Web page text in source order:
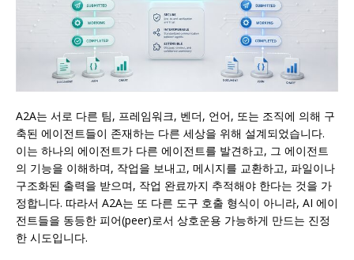
A2A는 서로 다른 팀, 프레임워크, 벤더, 언어, 또는 조직에 의해 구
축된 에이전트들이 존재하는 다른 세상을 위해 설계되었습니다.
이는 하나의 에이전트가 다른 에이전트를 발견하고, 그 에이전트
의 기능을 이해하며, 작업을 보내고, 메시지를 교환하고, 파일이나
구조화된 출력을 받으며, 작업 완료까지 추적해야 한다는 것을 가
정합니다. 따라서 A2A는 또 다른 도구 호출 형식이 아니라, AI 에이
전트들을 동등한 피어(peer)로서 상호운용 가능하게 만드는 진정
한 시도입니다.